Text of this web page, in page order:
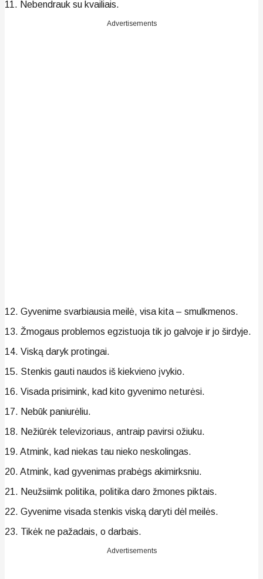
11. Nebendrauk su kvailiais.
Advertisements
12. Gyvenime svarbiausia meilė, visa kita – smulkmenos.
13. Žmogaus problemos egzistuoja tik jo galvoje ir jo širdyje.
14. Viską daryk protingai.
15. Stenkis gauti naudos iš kiekvieno įvykio.
16. Visada prisimink, kad kito gyvenimo neturėsi.
17. Nebūk paniurėliu.
18. Nežiūrėk televizoriaus, antraip pavirsi ožiuku.
19. Atmink, kad niekas tau nieko neskolingas.
20. Atmink, kad gyvenimas prabėgs akimirksniu.
21. Neužsiimk politika, politika daro žmones piktais.
22. Gyvenime visada stenkis viską daryti dėl meilės.
23. Tikėk ne pažadais, o darbais.
Advertisements